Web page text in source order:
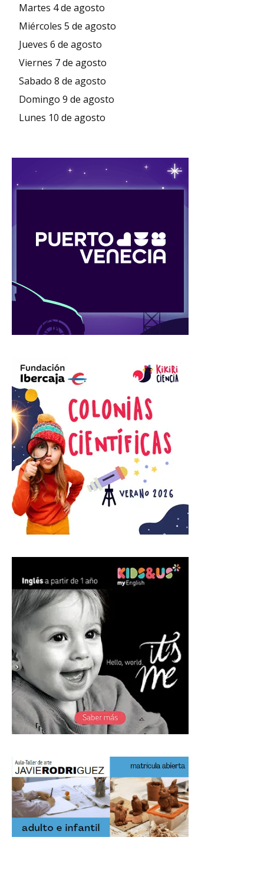
Martes 4 de agosto
Miércoles 5 de agosto
Jueves 6 de agosto
Viernes 7 de agosto
Sabado 8 de agosto
Domingo 9 de agosto
Lunes 10 de agosto